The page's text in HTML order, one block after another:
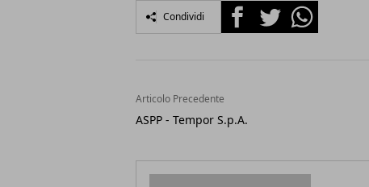
Condividi FacebookTwitterWhatsapp
Articolo Precedente
ASPP - Tempor S.p.A.